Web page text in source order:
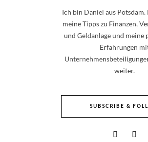
Ich bin Daniel aus Potsdam.
meine Tipps zu Finanzen,
und Geldanlage und meine
Erfahrungen
weiter.
SUBSCRIBE &